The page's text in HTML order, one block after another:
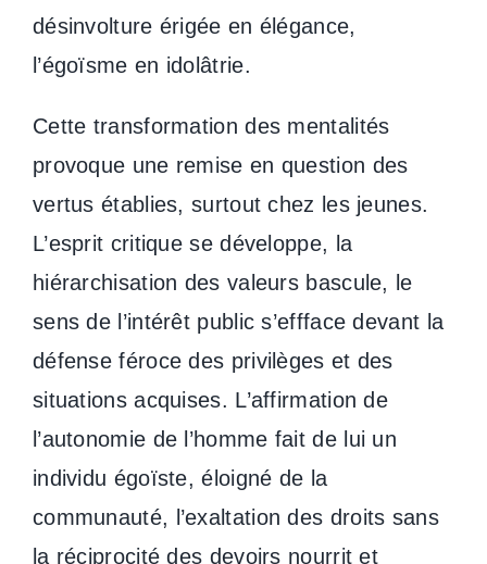
désinvolture érigée en élégance,
l’égoïsme en idolâtrie.
Cette transformation des mentalités
provoque une remise en question des
vertus établies, surtout chez les jeunes.
L’esprit critique se développe, la
hiérarchisation des valeurs bascule, le
sens de l’intérêt public s’effface devant la
défense féroce des privilèges et des
situations acquises. L’affirmation de
l’autonomie de l’homme fait de lui un
individu égoïste, éloigné de la
communauté, l’exaltation des droits sans
la réciprocité des devoirs nourrit et